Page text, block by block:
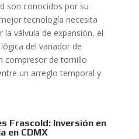
son conocidos por su
tecnología necesita
la válvula de expansión, el
del variador de
compresor de tornillo
un arreglo temporal y
Frascold: Inversión en
en CDMX